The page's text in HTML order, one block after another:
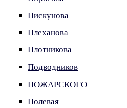
Пискунова
Плеханова
Плотникова
Подводников
ПОЖАРСКОГО
Полевая